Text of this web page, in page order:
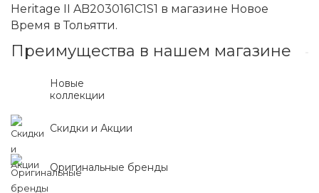
Heritage II AB2030161C1S1 в магазине Новое
Время в Тольятти.
Преимущества в нашем магазине
Новые
коллекции
Скидки и Акции
Оригинальные бренды